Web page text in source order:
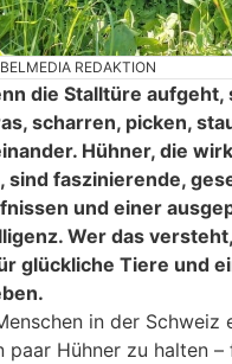
BELMEDIA REDAKTION
die Stalltüre aufgeht,
scharren, picken,
Hühner, die
sind faszinierende,
und einer
Wer das
glückliche Tiere und
in der Schweiz
paar Hühner zu halten –